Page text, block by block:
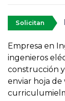
Solicitan
Empresa en
ingenieros
construcción
enviar hoja de